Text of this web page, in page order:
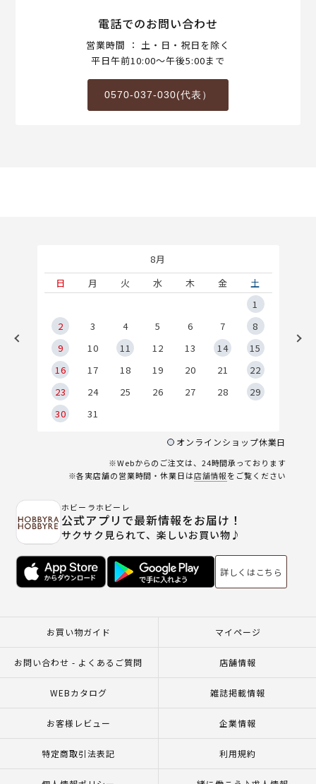
電話でのお問い合わせ
営業時間 ： 土・日・祝日を除く
平日午前10:00～午後5:00まで
0570-037-030(代表）
8月
日
月 火 水 木 金
土
1
2
3 4 5 6 7
8
9
10 11 12 13 14
15
16
17 18 19 20 21
22
23
24 25 26 27 28
29
30
31
オンラインショップ休業日
※Webからのご注文は、24時間承っております
※各実店舗の営業時間・休業日は店舗情報をご覧ください
ホビーラホビーレ
公式アプリで最新情報をお届け！
サクサク見られて、楽しいお買い物♪
詳しくはこちら
お買い物ガイド マイページ
お問い合わせ - よくあるご質問 店舗情報
WEBカタログ 雑誌掲載情報
お客様レビュー 企業情報
特定商取引法表記 利用規約